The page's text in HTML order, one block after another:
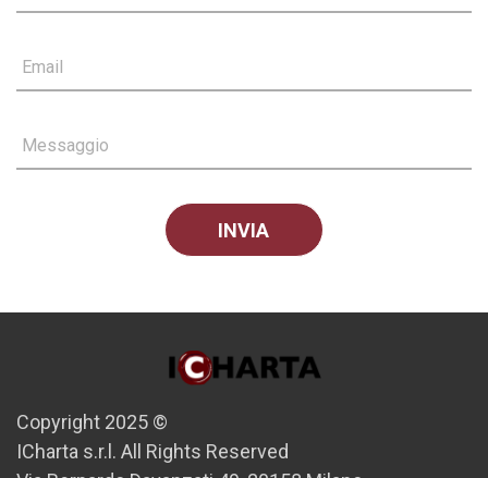
Email
Messaggio
Copyright 2025 ©
ICharta s.r.l. All Rights Reserved